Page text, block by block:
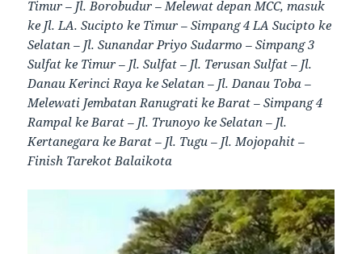
Timur – Jl. Borobudur – Melewat depan MCC, masuk
ke Jl. LA. Sucipto ke Timur – Simpang 4 LA Sucipto ke
Selatan – Jl. Sunandar Priyo Sudarmo – Simpang 3
Sulfat ke Timur – Jl. Sulfat – Jl. Terusan Sulfat – Jl.
Danau Kerinci Raya ke Selatan – Jl. Danau Toba –
Melewati Jembatan Ranugrati ke Barat – Simpang 4
Rampal ke Barat – Jl. Trunoyo ke Selatan – Jl.
Kertanegara ke Barat – Jl. Tugu – Jl. Mojopahit –
Finish Tarekot Balaikota